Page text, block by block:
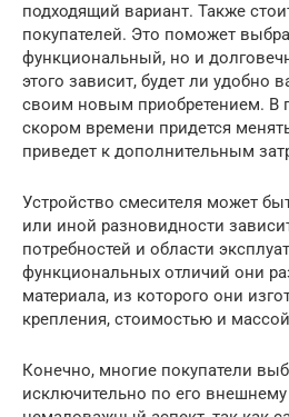
подходящий вариант. Также
покупателей. Это поможет
функциональный, но и
этого зависит, будет ли удобно
своим новым приобретением. В
скором времени придется
приведет к дополнительным
Устройство смесителя может
или иной разновидности
потребностей и области
функциональных отличий они
материала, из которого они
крепления, стоимостью и
Конечно, многие покупатели
исключительно по его